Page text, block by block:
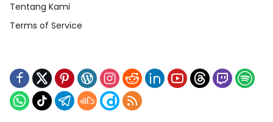
Tentang Kami
Terms of Service